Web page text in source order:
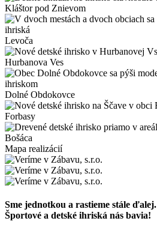
Kláštor pod Znievom
Levoča
Hurbanova Ves
Dolné Obdokovce
Forbasy
Bošáca
Mapa realizácií
Sme jednotkou a rastieme stále ďalej.
Športové a detské ihriská nás bavia!